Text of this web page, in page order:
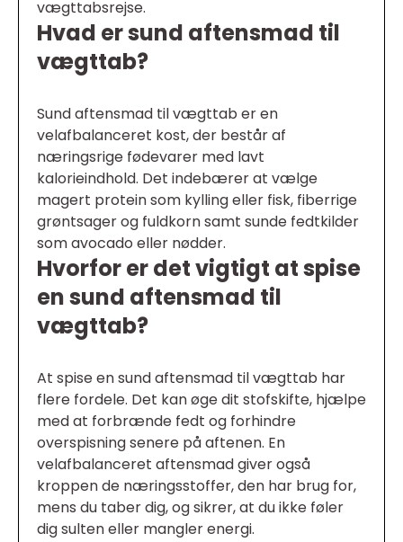
vægttabsrejse.
Hvad er sund aftensmad til
vægttab?
Sund aftensmad til vægttab er en
velafbalanceret kost, der består af
næringsrige fødevarer med lavt
kalorieindhold. Det indebærer at vælge
magert protein som kylling eller fisk, fiberrige
grøntsager og fuldkorn samt sunde fedtkilder
som avocado eller nødder.
Hvorfor er det vigtigt at spise
en sund aftensmad til
vægttab?
At spise en sund aftensmad til vægttab har
flere fordele. Det kan øge dit stofskifte, hjælpe
med at forbrænde fedt og forhindre
overspisning senere på aftenen. En
velafbalanceret aftensmad giver også
kroppen de næringsstoffer, den har brug for,
mens du taber dig, og sikrer, at du ikke føler
dig sulten eller mangler energi.